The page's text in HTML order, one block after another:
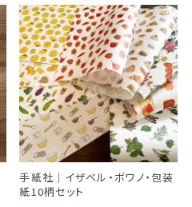
手紙社｜イザベル・ボワノ・包装
紙10柄セット